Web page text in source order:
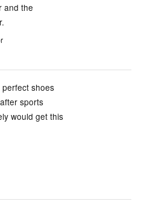
and the
shoes
sports
would get this